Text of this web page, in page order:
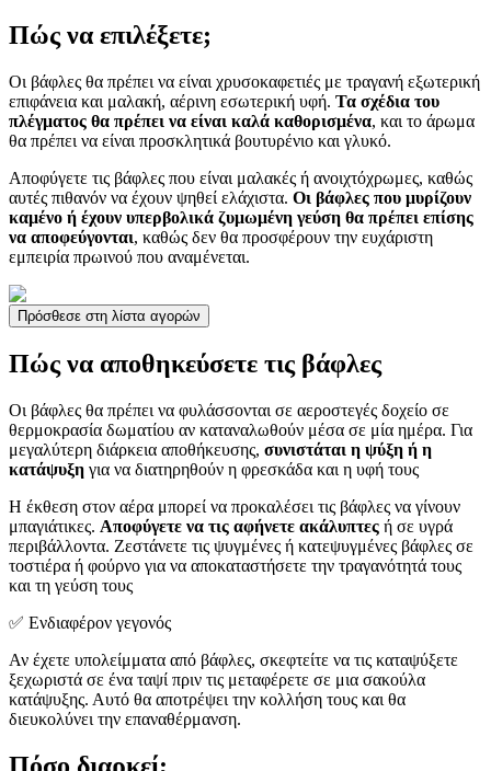
Πώς να επιλέξετε;
Οι βάφλες θα πρέπει να είναι χρυσοκαφετιές με τραγανή εξωτερική
επιφάνεια και μαλακή, αέρινη εσωτερική υφή. Τα σχέδια του
πλέγματος θα πρέπει να είναι καλά καθορισμένα, και το άρωμα
θα πρέπει να είναι προσκλητικά βουτυρένιο και γλυκό.
Αποφύγετε τις βάφλες που είναι μαλακές ή ανοιχτόχρωμες, καθώς
αυτές πιθανόν να έχουν ψηθεί ελάχιστα. Οι βάφλες που μυρίζουν
καμένο ή έχουν υπερβολικά ζυμωμένη γεύση θα πρέπει επίσης
να αποφεύγονται, καθώς δεν θα προσφέρουν την ευχάριστη
εμπειρία πρωινού που αναμένεται.
Πρόσθεσε στη λίστα αγορών
Πώς να αποθηκεύσετε τις βάφλες
Οι βάφλες θα πρέπει να φυλάσσονται σε αεροστεγές δοχείο σε
θερμοκρασία δωματίου αν καταναλωθούν μέσα σε μία ημέρα. Για
μεγαλύτερη διάρκεια αποθήκευσης, συνιστάται η ψύξη ή η
κατάψυξη για να διατηρηθούν η φρεσκάδα και η υφή τους
Η έκθεση στον αέρα μπορεί να προκαλέσει τις βάφλες να γίνουν
μπαγιάτικες. Αποφύγετε να τις αφήνετε ακάλυπτες ή σε υγρά
περιβάλλοντα. Ζεστάνετε τις ψυγμένες ή κατεψυγμένες βάφλες σε
τοστιέρα ή φούρνο για να αποκαταστήσετε την τραγανότητά τους
και τη γεύση τους
✅ Ενδιαφέρον γεγονός
Αν έχετε υπολείμματα από βάφλες, σκεφτείτε να τις καταψύξετε
ξεχωριστά σε ένα ταψί πριν τις μεταφέρετε σε μια σακούλα
κατάψυξης. Αυτό θα αποτρέψει την κολλήση τους και θα
διευκολύνει την επαναθέρμανση.